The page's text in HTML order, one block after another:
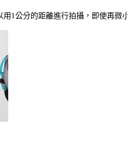
1公分的距離進行拍攝，即使再微